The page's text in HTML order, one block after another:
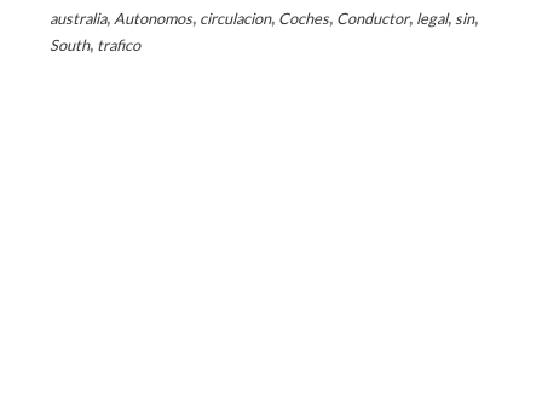
australia,Autonomos, circulacion, Coches, Conductor, legal,sin,
South, trafico